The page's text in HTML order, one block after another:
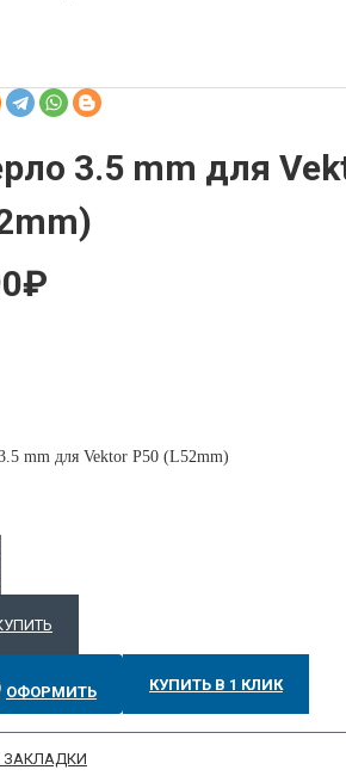
3.5 mm для
mm для Vektor P50 (L52mm)
ОФОРМИТЬ КУПИТЬ В 1 КЛИК
ЗАКЛАДКИ